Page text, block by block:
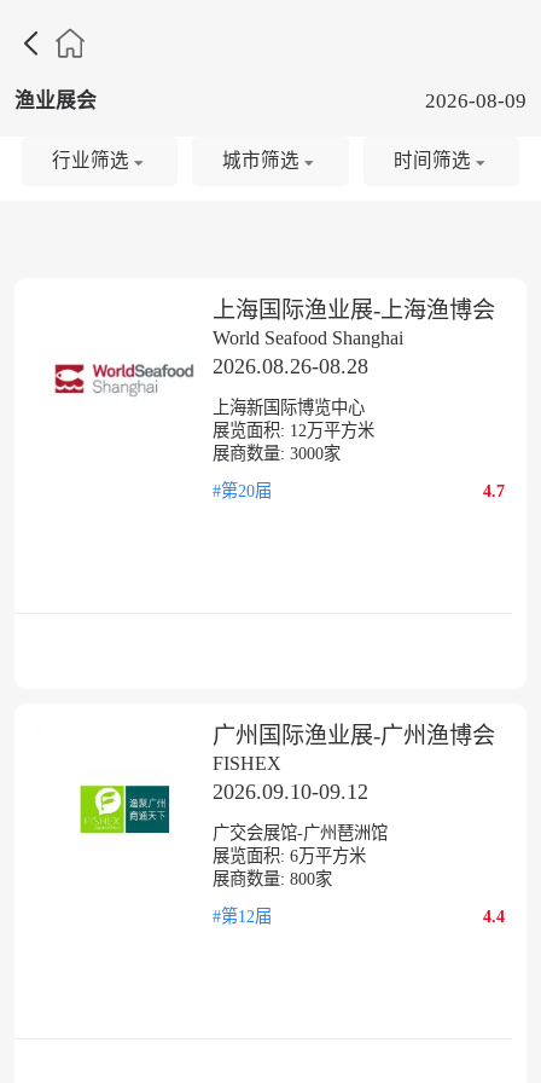

渔业展会 2026-08-09
上海国际渔业展-上海渔博会
World Seafood Shanghai
2026.08.26-08.28
上海新国际博览中心
展览面积: 12 万平方米
展商数量: 3000家
#第20届
4.7
广州国际渔业展-广州渔博会
FISHEX
2026.09.10-09.12
广交会展馆-广州琶洲馆
展览面积: 6万平方米
展商数量: 800家
#第12届
4.4
行业筛选 城市筛选 时间筛选